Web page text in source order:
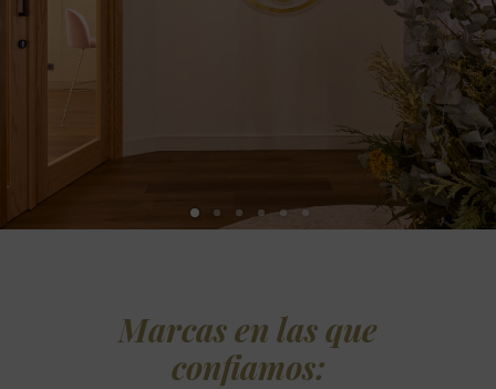
Marcas en las que
confiamos: